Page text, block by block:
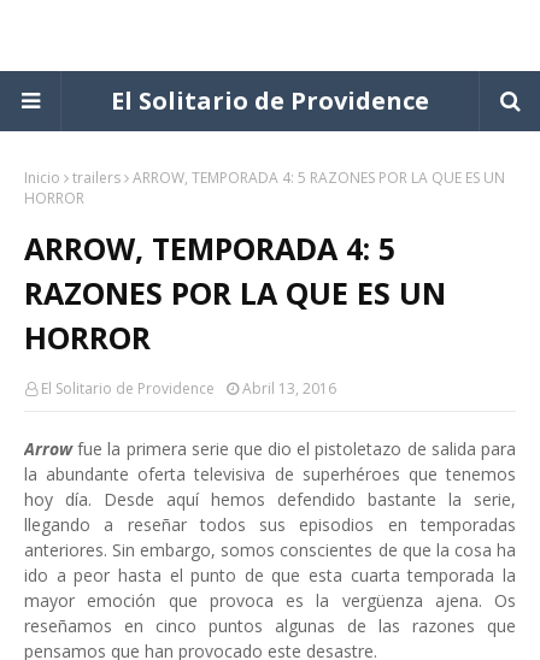
El Solitario de Providence
Inicio trailers ARROW, TEMPORADA 4: 5 RAZONES POR LA QUE ES UN
HORROR
ARROW, TEMPORADA 4: 5
RAZONES POR LA QUE ES UN
HORROR
El Solitario de Providence Abril 13, 2016
Arrowfue la primera serie que dio el pistoletazo de salida para
la abundante oferta televisiva de superhéroes que tenemos
hoy día. Desde aquí hemos defendido bastante la serie,
llegando a reseñar todos sus episodios en temporadas
anteriores. Sin embargo, somos conscientes de que la cosa ha
ido a peor hasta el punto de que esta cuarta temporada la
mayor emoción que provoca es la vergüenza ajena. Os
reseñamos en cinco puntos algunas de las razones que
pensamos que han provocado este desastre.